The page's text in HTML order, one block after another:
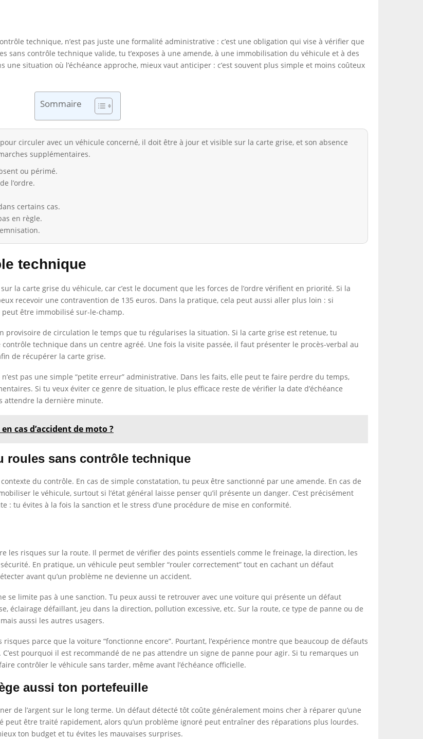
technique, n’est pas juste une formalité administrative : c’est une obligation qui vise à vérifier que
contrôle technique valide, tu t’exposes à une amende, à une immobilisation du véhicule et à des
une situation où l’échéance approche, mieux vaut anticiper : c’est souvent plus simple et moins coûteux
Sommaire
circuler avec un véhicule concerné, il doit être à jour et visible sur la carte grise, et son absence
supplémentaires.
ou périmé.
l’ordre.
certains cas.
en règle.
technique
la carte grise du véhicule, car c’est le document que les forces de l’ordre vérifient en priorité. Si la
recevoir une contravention de 135 euros. Dans la pratique, cela peut aussi aller plus loin : si
peut être immobilisé sur-le-champ.
de circulation le temps que tu régularises la situation. Si la carte grise est retenue, tu
technique dans un centre agréé. Une fois la visite passée, il faut présenter le procès-verbal au
de récupérer la carte grise.
pas une simple “petite erreur” administrative. Dans les faits, elle peut te faire perdre du temps,
Si tu veux éviter ce genre de situation, le plus efficace reste de vérifier la date d’échéance
attendre la dernière minute.
cas d’accident de moto ?
roules sans contrôle technique
du contrôle. En cas de simple constatation, tu peux être sanctionné par une amende. En cas de
le véhicule, surtout si l’état général laisse penser qu’il présente un danger. C’est précisément
: tu évites à la fois la sanction et le stress d’une procédure de mise en conformité.
les risques sur la route. Il permet de vérifier des points essentiels comme le freinage, la direction, les
En pratique, un véhicule peut sembler “rouler correctement” tout en cachant un défaut
avant qu’un problème ne devienne un accident.
se limite pas à une sanction. Tu peux aussi te retrouver avec une voiture qui présente un défaut
éclairage défaillant, jeu dans la direction, pollution excessive, etc. Sur la route, ce type de panne ou de
aussi les autres usagers.
parce que la voiture “fonctionne encore”. Pourtant, l’expérience montre que beaucoup de défauts
pourquoi il est recommandé de ne pas attendre un signe de panne pour agir. Si tu remarques un
contrôler le véhicule sans tarder, même avant l’échéance officielle.
aussi ton portefeuille
de l’argent sur le long terme. Un défaut détecté tôt coûte généralement moins cher à réparer qu’une
peut être traité rapidement, alors qu’un problème ignoré peut entraîner des réparations plus lourdes.
ton budget et tu évites les mauvaises surprises.